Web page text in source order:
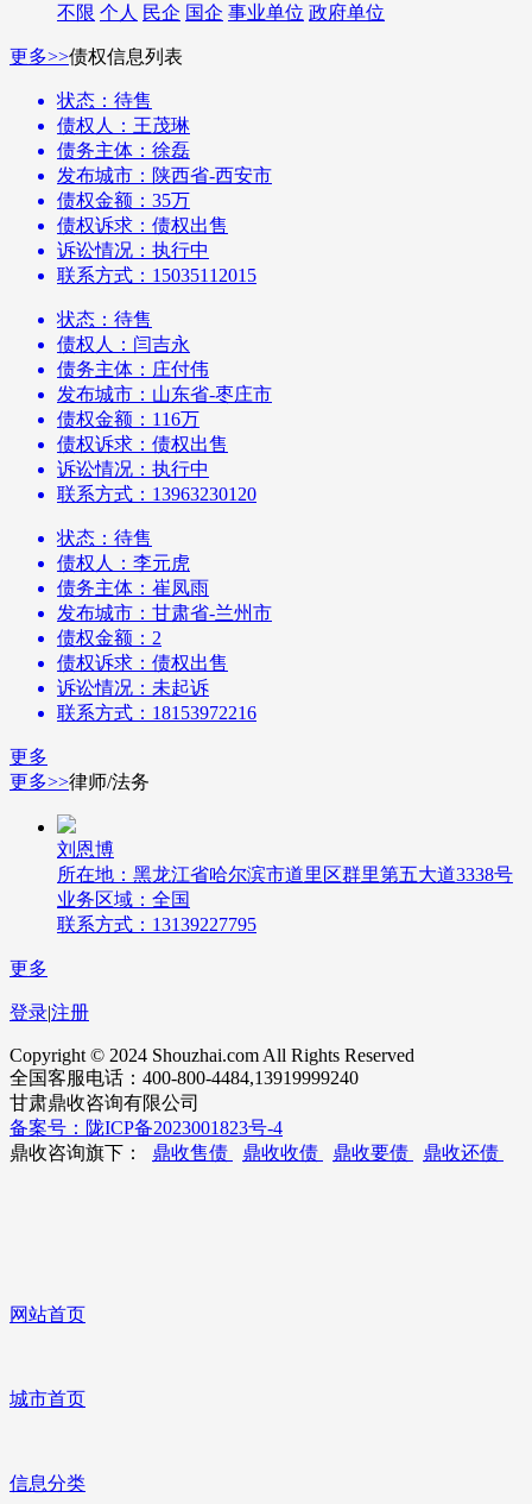
不限 个人 民企 国企 事业单位 政府单位
更多>>债权信息列表
状态：待售
债权人：王茂琳
债务主体：徐磊
发布城市：陕西省-西安市
债权金额：35万
债权诉求：债权出售
诉讼情况：执行中
联系方式：15035112015
状态：待售
债权人：闫吉永
债务主体：庄付伟
发布城市：山东省-枣庄市
债权金额：116万
债权诉求：债权出售
诉讼情况：执行中
联系方式：13963230120
状态：待售
债权人：李元虎
债务主体：崔凤雨
发布城市：甘肃省-兰州市
债权金额：2
债权诉求：债权出售
诉讼情况：未起诉
联系方式：18153972216
更多
更多>>律师/法务
刘恩博
所在地：黑龙江省哈尔滨市道里区群里第五大道3338号
业务区域：全国
联系方式：13139227795
更多
登录|注册
Copyright © 2024 Shouzhai.com All Rights Reserved
全国客服电话：400-800-4484,13919999240
甘肃鼎收咨询有限公司
备案号：陇ICP备2023001823号-4
鼎收咨询旗下： 鼎收售债 鼎收收债 鼎收要债 鼎收还债
网站首页
城市首页
信息分类